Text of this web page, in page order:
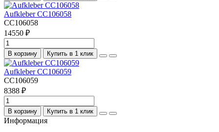
Aufkleber CC106058
CC106058
14550 ₽
В корзину Купить в 1 клик
Aufkleber CC106059
CC106059
8388 ₽
В корзину Купить в 1 клик
Информация